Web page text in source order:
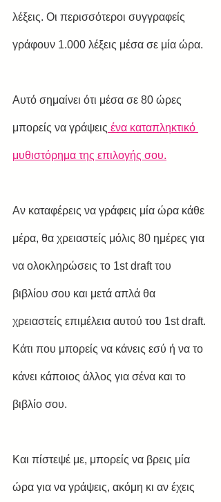
λέξεις. Οι περισσότεροι συγγραφείς
γράφουν 1.000 λέξεις μέσα σε μία ώρα.
Αυτό σημαίνει ότι μέσα σε 80 ώρες
μπορείς να γράψεις ένα καταπληκτικό
μυθιστόρημα της επιλογής σου.
Αν καταφέρεις να γράφεις μία ώρα κάθε
μέρα, θα χρειαστείς μόλις 80 ημέρες για
να ολοκληρώσεις το 1st draft του
βιβλίου σου και μετά απλά θα
χρειαστείς επιμέλεια αυτού του 1st draft.
Κάτι που μπορείς να κάνεις εσύ ή να το
κάνει κάποιος άλλος για σένα και το
βιβλίο σου.
Και πίστεψέ με, μπορείς να βρεις μία
ώρα για να γράψεις, ακόμη κι αν έχεις